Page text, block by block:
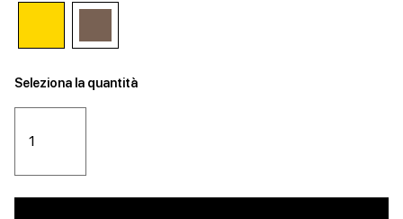
Seleziona la quantità